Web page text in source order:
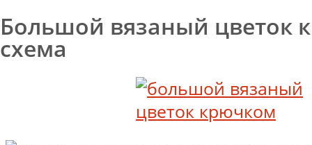
Большой вязаный цветок
схема